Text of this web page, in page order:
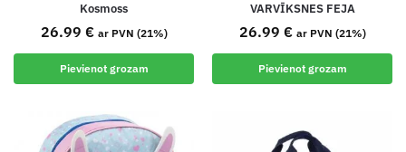
Kosmoss
26.99 € ar PVN (21%)
Pievienot grozam
VARVĪKSNES FEJA
26.99 € ar PVN (21%)
Pievienot grozam